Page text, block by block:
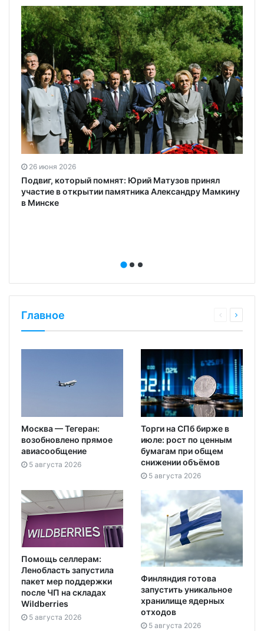
26 июня 2026
Подвиг, который помнят: Юрий Матузов принял
участие в открытии памятника Александру Мамкину
в Минске
Главное
Москва — Тегеран:
возобновлено прямое
авиасообщение
5 августа 2026
Торги на СПб бирже в
июле: рост по ценным
бумагам при общем
снижении объёмов
5 августа 2026
Помощь селлерам:
Ленобласть запустила
пакет мер поддержки
после ЧП на складах
Wildberries
5 августа 2026
Финляндия готова
запустить уникальное
хранилище ядерных
отходов
5 августа 2026